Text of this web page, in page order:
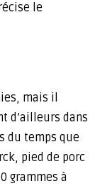
le
mais il
d’ailleurs dans
du temps que
pied de porc
grammes à